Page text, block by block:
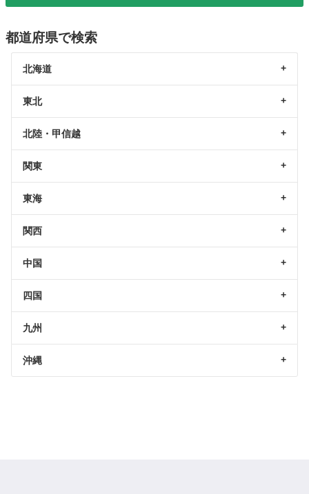
都道府県で検索
北海道
東北
北陸・甲信越
関東
東海
関西
中国
四国
九州
沖縄